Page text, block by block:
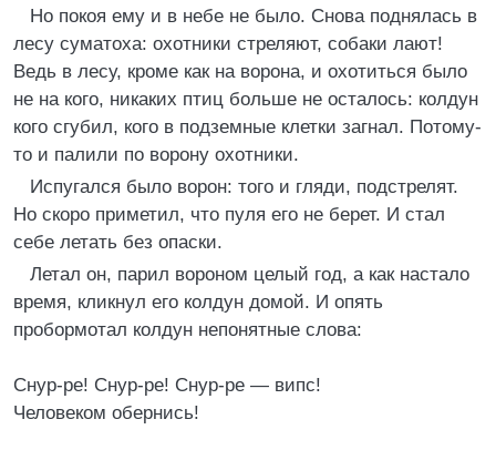
Но покоя ему и в небе не было. Снова поднялась в
лесу суматоха: охотники стреляют, собаки лают!
Ведь в лесу, кроме как на ворона, и охотиться было
не на кого, никаких птиц больше не осталось: колдун
кого сгубил, кого в подземные клетки загнал. Потому-
то и палили по ворону охотники.
Испугался было ворон: того и гляди, подстрелят.
Но скоро приметил, что пуля его не берет. И стал
себе летать без опаски.
Летал он, парил вороном целый год, а как настало
время, кликнул его колдун домой. И опять
пробормотал колдун непонятные слова:
Снур-ре! Снур-ре! Снур-ре — випс!
Человеком обернись!